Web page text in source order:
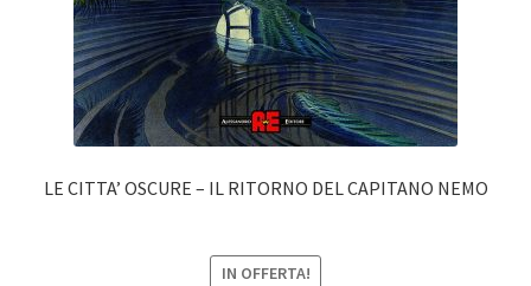
LE CITTA’ OSCURE – IL RITORNO DEL CAPITANO NEMO
IN OFFERTA!